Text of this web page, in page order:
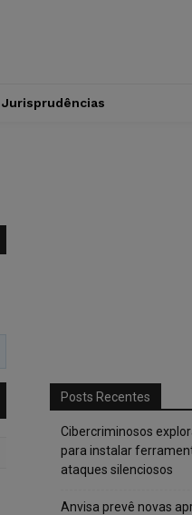
Jurisprudências
Posts Recentes
Cibercriminosos
para instalar
ataques silenciosos
Anvisa prevê novas